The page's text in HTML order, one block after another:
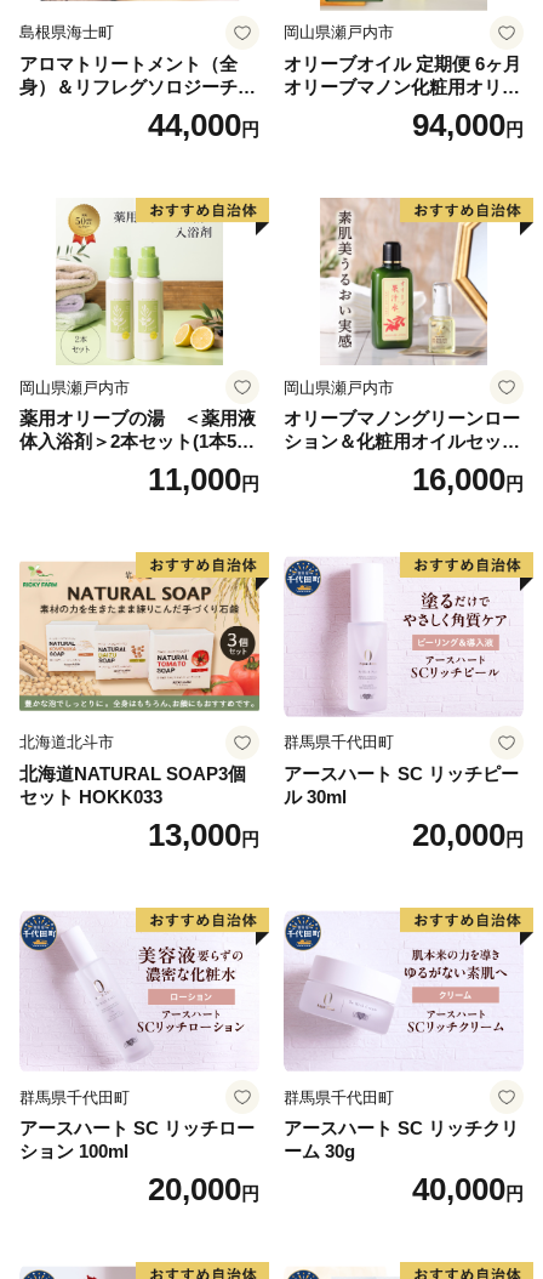
く人生を生き、幸福を実感できる自立分散型の社会」の
実現に向け、デジタルトランスフォーメーションや教育
イノベーション推進等の施策を展開しています。
群馬県が目指すビジョンの達成や群馬県の美しい自然・
ふるさと納税」を通じ応援いただけますと幸いです。
島根県海士町
アロマトリートメント（全
身）＆リフレグソロジーチケ
44,000円
岡山県瀬戸内市
オリーブオイル 定期便 6ヶ月
オリーブマノン化粧用オリー
ブオイル 200ml オリーブ オ
イル 美容 スキンケア 化粧用
94,000円
岡山県瀬戸内市
薬用オリーブの湯 ＜薬用液
体入浴剤＞2本セット(1本500
11,000円
岡山県瀬戸内市
オリーブマノングリーンロー
ション＆化粧用オイルセット
美容グッズ スキンケア 化粧
16,000円
北海道北斗市
北海道NATURAL SOAP3個
セット HOKK033
13,000円
群馬県千代田町
アースハート SC リッチピー
ル 30ml
20,000円
群馬県千代田町
アースハート SC リッチロー
ション 100ml
20,000円
群馬県千代田町
アースハート SC リッチクリ
ーム 30g
40,000円